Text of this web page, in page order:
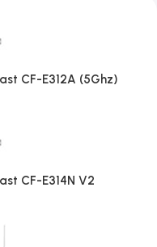
CF-E312A (5Ghz)
CF-E314N V2